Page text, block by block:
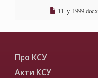
11_y_1999.docx
Про КСУ
Акти КСУ